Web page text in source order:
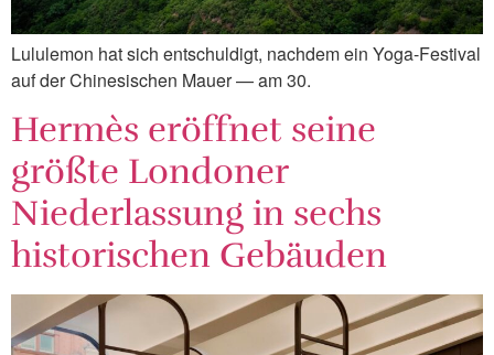
Lululemon hat sich entschuldigt, nachdem ein Yoga-Festival
auf der Chinesischen Mauer — am 30.
Hermès eröffnet seine
größte Londoner
Niederlassung in sechs
historischen Gebäuden